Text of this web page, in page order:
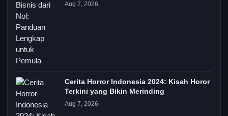
Aug 7, 2026
Cerita Horror Indonesia 2024: Kisah Horor
Terkini yang Bikin Merinding
Aug 7, 2026